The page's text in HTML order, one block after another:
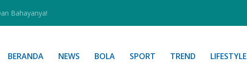
Bahayanya!
BERANDA NEWS BOLA SPORT TREND LIFESTYLE